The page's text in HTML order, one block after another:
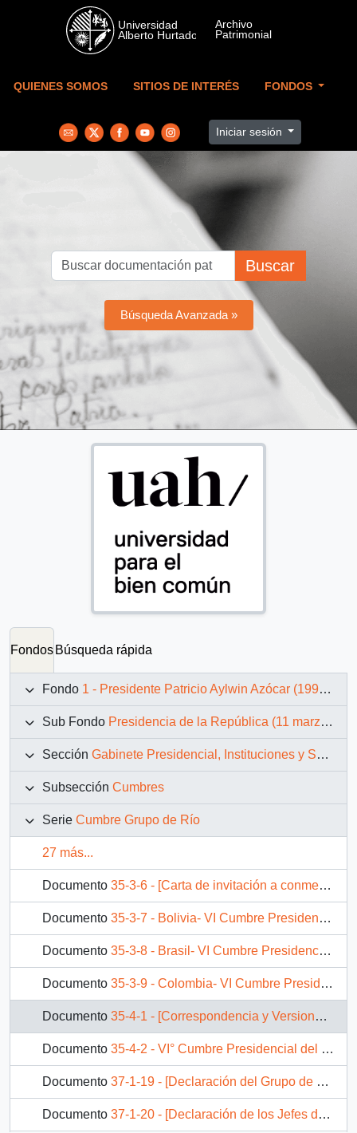
Skip to main content
QUIENES SOMOS SITIOS DE INTERÉS FONDOS
Iniciar sesión
Buscar
Búsqueda Avanzada »
Fondos Búsqueda rápida
Fondo 1 - Presidente Patricio Aylwin Azócar (1990-1994)
Sub Fondo Presidencia de la República (11 marzo 1990 – 11 marzo 1994)
Sección Gabinete Presidencial, Instituciones y Servicios
Subsección Cumbres
Serie Cumbre Grupo de Río
27 más...
Documento 35-3-6 - [Carta de invitación a conmemoración de la Batalla de Chacabuco del Presidente Aylwin a Carlos Menem].
Documento 35-3-7 - Bolivia- VI Cumbre Presidencial del grupo de Río .
Documento 35-3-8 - Brasil- VI Cumbre Presidencial del grupo de Río .
Documento 35-3-9 - Colombia- VI Cumbre Presidencial del grupo de Río.
Documento 35-4-1 - [Correspondencia y Versiones de Programas de VI Cumbre Presidencial del grupo de Río].
Documento 35-4-2 - VI° Cumbre Presidencial del grupo de Río Buenos Aires, 1 y 2 de diciembre de 1992.
Documento 37-1-19 - [Declaración del Grupo de Río]
Documento 37-1-20 - [Declaración de los Jefes de Estado y de Gobierno del Grupo de Río sobre Haití]